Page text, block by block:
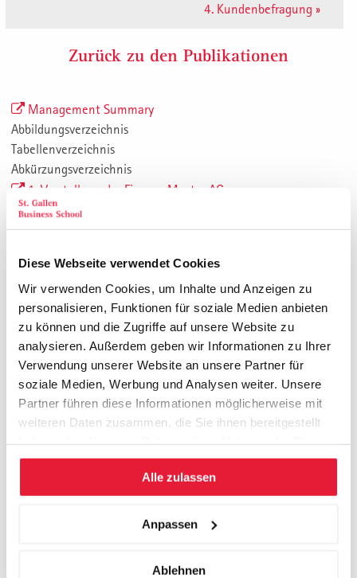
Diese Webseite verwendet Cookies
Wir verwenden Cookies, um Inhalte und Anzeigen zu
personalisieren, Funktionen für soziale Medien anbieten
zu können und die Zugriffe auf unsere Website zu
analysieren. Außerdem geben wir Informationen zu Ihrer
Verwendung unserer Website an unsere Partner für
soziale Medien, Werbung und Analysen weiter. Unsere
Partner führen diese Informationen möglicherweise mit
weiteren Daten zusammen, die Sie ihnen bereitgestellt
gesammelt haben.
Alle zulassen
Anpassen
Ablehnen
4. Kundenbefragung »
Zurück zu den Publikationen
Management Summary
Abbildungsverzeichnis
Tabellenverzeichnis
Abkürzungsverzeichnis
1. Vorstellung der Firma – Muster AG
1.1. Einleitung
1.2. Firmenzweck und Geschäftsmodell
1.4. Produkte und Dienstleistungen
1.4.1. Produkteübersicht
1.4.2. «Index X»
1.4.2.1. Produktbeschreibung
1.4.2.2. Print Auflage und online Reichweite
1.4.2.3. Preise für Hersteller und Innenarchitekten
1.4.2.4. Online Performance Report 2009-2012
1.5. Markt, Wettbewerb und Kundensegmente
2. Zielsetzung, Vorgehen und Aufbau der Arbeit
2.2. Zielsetzung